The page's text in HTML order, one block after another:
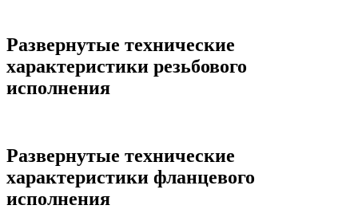
Развернутые технические
характеристики резьбового
исполнения
Развернутые технические
характеристики фланцевого
исполнения